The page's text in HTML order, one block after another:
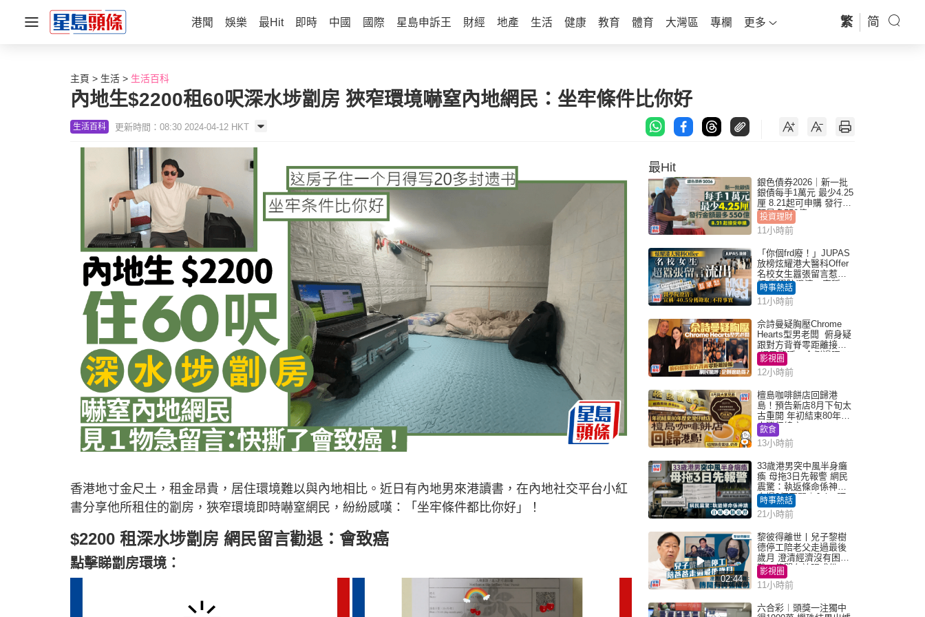
港聞 娛樂 最Hit 即時 中國 國際 星島申訴王 財經 地產 生活 健康 教育 體育 大灣區 專欄 更多 繁 简
主頁 生活 生活百科
內地生$2200租60呎深水埗劏房 狹窄環境嚇窒內地網民：坐牢條件比你好
生活百科 更新時間：08:30 2024-04-12 HKT
香港地寸金尺土，租金昂貴，居住環境難以與內地相比。近日有內地男來港讀書，在內地社交平台小紅
書分享他所租住的劏房，狹窄環境即時嚇窒網民，紛紛感嘆：「坐牢條件都比你好」！
$2200 租深水埗劏房 網民留言勸退：會致癌
點擊睇劏房環境：
最Hit
銀色債券2026｜新一批
銀債每手1萬元 最少4.25
厘 8.21起可申購 發行金
額最多550億
投資理財
11小時前
「你個frd廢！」JUPAS
放榜炫耀港大醫科Offer
名校女生囂張留言惹眾
怒 醫學院澄清：宣稱
「40.5分獲錄取」不符事
實｜Juicy叮
時事熱話
11小時前
佘詩曼疑胸壓Chrome
Hearts型男老闆 俯身疑
跟對方背脊零距離接觸
網民驚呼：企側邊唔
得？
影視圈
12小時前
檀島咖啡餅店回歸港
島！預告新店8月下旬太
古重開 年初結束80年歷
史灣仔總店
飲食
13小時前
33歲港男突中風半身癱
瘓 母拖3日先報警 網民
震驚：執返條命係神蹟
自爆2個惡習｜Juicy叮
時事熱話
21小時前
02:44
黎彼得離世丨兒子黎樹
德停工陪老父走過最後
歲月 澄清經濟沒有困
難：傳聞有誇張成份
影視圈
11小時前
六合彩︱頭獎一注獨中